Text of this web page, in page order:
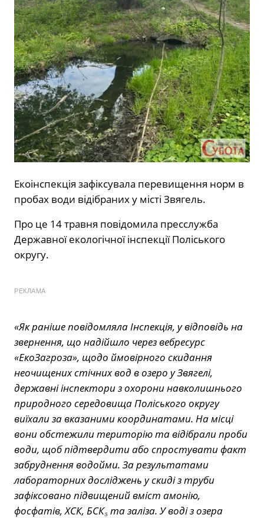
Екоінспекція зафіксувала перевищення норм в
пробах води відібраних у місті Звягель.
Про це 14 травня повідомила пресслужба
Державної екологічної інспекції Поліського
округу.
РЕКЛАМА
«Як раніше повідомляла Інспекція, у відповідь на
звернення, що надійшло через вебресурс
«ЕкоЗагроза», щодо ймовірного скидання
неочищених стічних вод в озеро у Звягелі,
державні інспектори з охорони навколишнього
природного середовища Поліського округу
виїхали за вказаними координатами. На місці
вони обстежили територію та відібрали проби
води, щоб підтвердити або спростувати факт
забруднення водойми. За результатами
лабораторних досліджень у скиді з труби
зафіксовано підвищений вміст амонію,
фосфатів, ХСК, БСК₅ та заліза. У воді з озера